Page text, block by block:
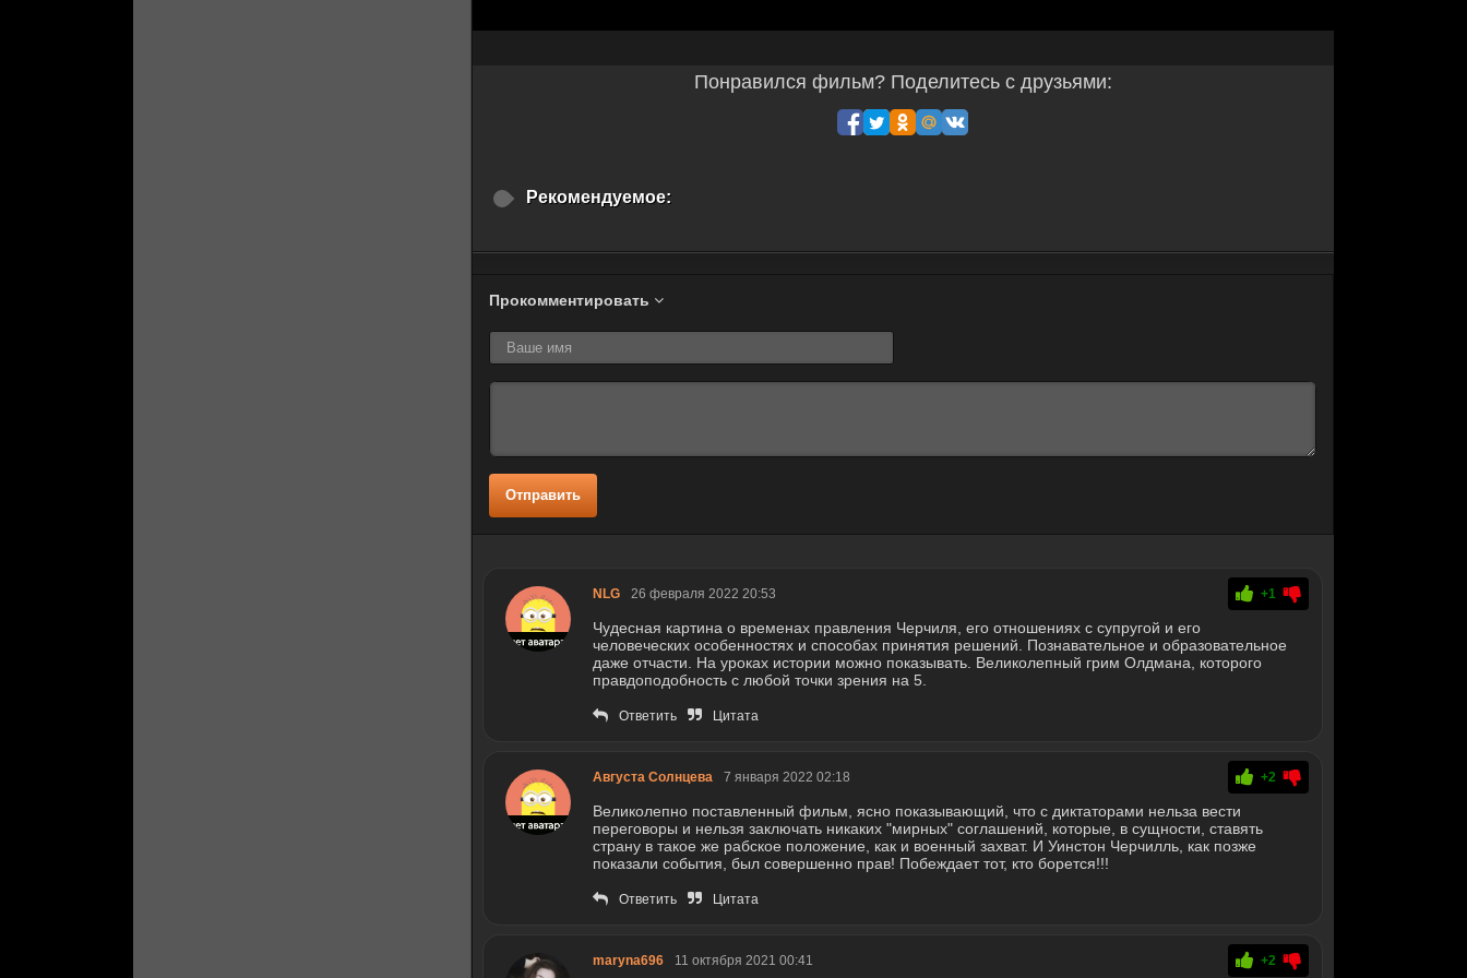
Понравился фильм? Поделитесь с друзьями:
Рекомендуемое:
Прокомментировать
Отправить
NLG 26 февраля 2022 20:53 +1
Чудесная картина о временах правления Черчиля, его отношениях с супругой и его
человеческих особенностях и способах принятия решений. Познавательное и образовательное
даже отчасти. На уроках истории можно показывать. Великолепный грим Олдмана, которого
правдоподобность с любой точки зрения на 5.
Ответить Цитата
Августа Солнцева 7 января 2022 02:18 +2
Великолепно поставленный фильм, ясно показывающий, что с диктаторами нельза вести
переговоры и нельзя заключать никаких "мирных" соглашений, которые, в сущности, ставять
страну в такое же рабское положение, как и военный захват. И Уинстон Черчилль, как позже
показали события, был совершенно прав! Побеждает тот, кто борется!!!
Ответить Цитата
maryna696 11 октября 2021 00:41 +2